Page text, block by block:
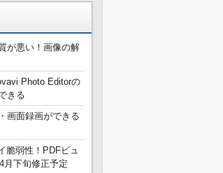
が悪い！画像の解
Photo Editorの
きる
画面録画ができる
脆弱性！PDFビュ
月下旬修正予定